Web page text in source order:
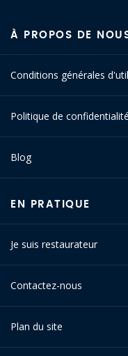
À PROPOS DE
Conditions générales
Politique de confidentialité
Blog
EN PRATIQUE
Je suis restaurateur
Contactez-nous
Plan du site